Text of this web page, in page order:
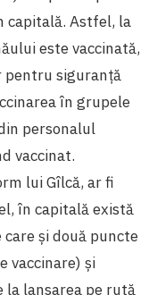
capitală. Astfel, la
este vaccinată,
pentru siguranță
în grupele
personalul
vaccinat.
lui Gîlcă, ar fi
în capitală există
și două puncte
vaccinare) și
la lansarea pe rută